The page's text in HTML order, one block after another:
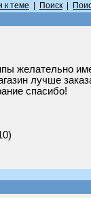
к теме Поиск
желательно
лучше
спасибо!